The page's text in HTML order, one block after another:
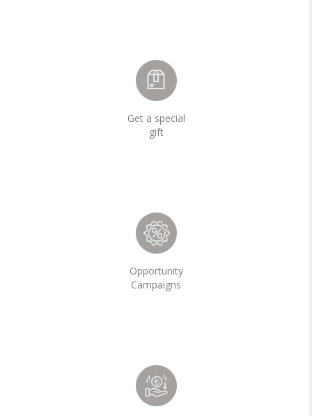
Get a special
gift
Opportunity
Campaigns